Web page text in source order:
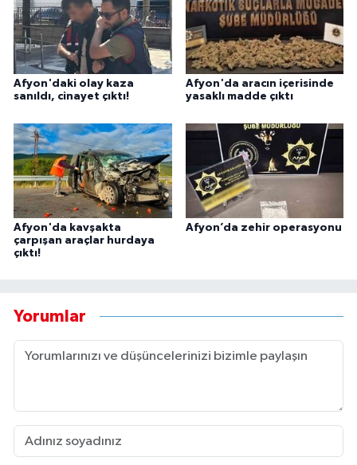
Afyon'daki olay kaza
sanıldı, cinayet çıktı!
Afyon'da aracın içerisinde
yasaklı madde çıktı
Afyon'da kavşakta
çarpışan araçlar hurdaya
çıktı!
Afyon’da zehir operasyonu
Yorumlar